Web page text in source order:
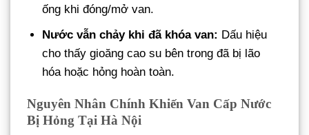
ống khi đóng/mở van.
Nước vẫn chảy khi đã khóa van: Dấu hiệu
cho thấy gioăng cao su bên trong đã bị lão
hóa hoặc hỏng hoàn toàn.
Nguyên Nhân Chính Khiến Van Cấp Nước
Bị Hỏng Tại Hà Nội